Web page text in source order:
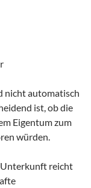
nicht automatisch
ist, ob die
Eigentum zum
würden.
reicht